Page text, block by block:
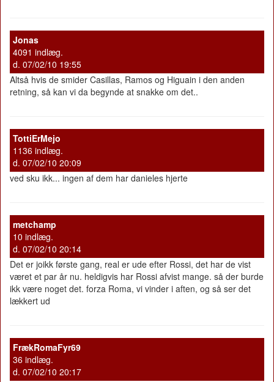
Jonas
4091 indlæg.
d. 07/02/10 19:55
Altså hvis de smider Casillas, Ramos og Higuain i den anden
retning, så kan vi da begynde at snakke om det..
TottiErMejo
1136 indlæg.
d. 07/02/10 20:09
ved sku ikk... ingen af dem har danieles hjerte
metchamp
10 indlæg.
d. 07/02/10 20:14
Det er joikk første gang, real er ude efter Rossi, det har de vist
været et par år nu. heldigvis har Rossi afvist mange. så der burde
ikk være noget det. forza Roma, vi vinder i aften, og så ser det
lækkert ud
FrækRomaFyr69
36 indlæg.
d. 07/02/10 20:17